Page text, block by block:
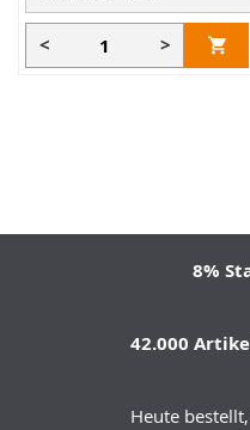
< >
8%
42.000
Heute bestellt,